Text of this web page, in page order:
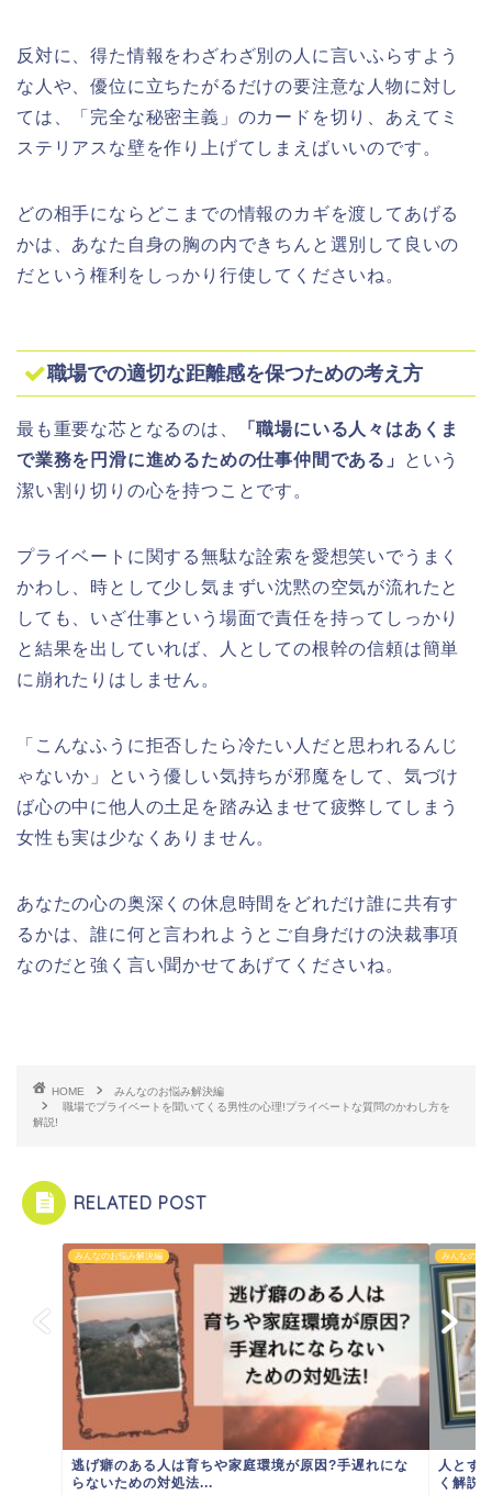
反対に、得た情報をわざわざ別の人に言いふらすよう
な人や、優位に立ちたがるだけの要注意な人物に対し
ては、「完全な秘密主義」のカードを切り、あえてミ
ステリアスな壁を作り上げてしまえばいいのです。
どの相手にならどこまでの情報のカギを渡してあげる
かは、あなた自身の胸の内できちんと選別して良いの
だという権利をしっかり行使してくださいね。
職場での適切な距離感を保つための考え方
最も重要な芯となるのは、
「職場にいる人々はあくま
で業務を円滑に進めるための仕事仲間である」
という
潔い割り切りの心を持つことです。
プライベートに関する無駄な詮索を愛想笑いでうまく
かわし、時として少し気まずい沈黙の空気が流れたと
しても、いざ仕事という場面で責任を持ってしっかり
と結果を出していれば、人としての根幹の信頼は簡単
に崩れたりはしません。
「こんなふうに拒否したら冷たい人だと思われるんじ
ゃないか」という優しい気持ちが邪魔をして、気づけ
ば心の中に他人の土足を踏み込ませて疲弊してしまう
女性も実は少なくありません。
あなたの心の奥深くの休息時間をどれだけ誰に共有す
るかは、誰に何と言われようとご自身だけの決裁事項
なのだと強く言い聞かせてあげてくださいね。
HOME
みんなのお悩み解決編
職場でプライベートを聞いてくる男性の心理!プライベートな質問のかわし方を
解説!
RELATED POST
みんなのお悩み解決編
逃げ癖のある人は育ちや家庭環境が原因?手遅れにな
らないための対処法...
みんなのお
人とず
く解説!